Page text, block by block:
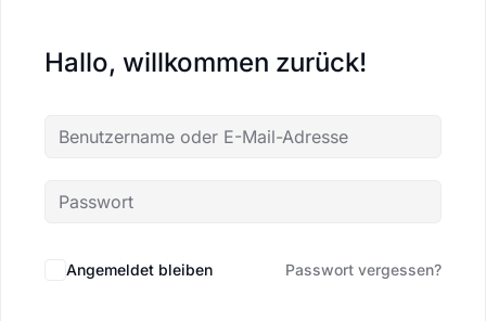
Hallo, willkommen zurück!
Angemeldet bleiben Passwort vergessen?